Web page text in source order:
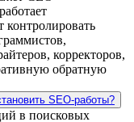
корректоров,
обратную
SEO-работы?
в поисковых